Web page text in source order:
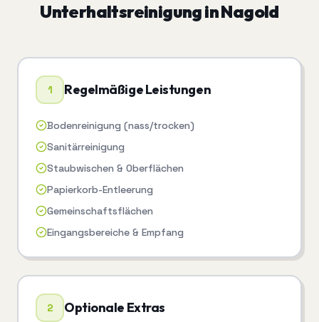
UnterhaltsreinigunginNagold
1 Regelmäßige Leistungen
Bodenreinigung (nass/trocken)
Sanitärreinigung
Staubwischen & Oberflächen
Papierkorb-Entleerung
Gemeinschaftsflächen
Eingangsbereiche & Empfang
2 Optionale Extras